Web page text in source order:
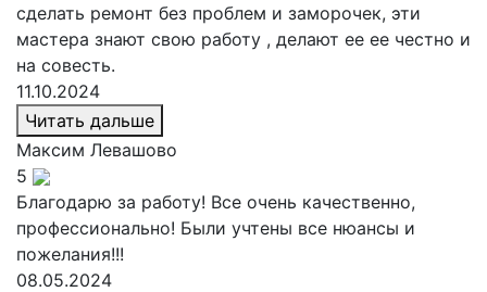
сделать ремонт без проблем и заморочек, эти
мастера знают свою работу , делают ее ее честно и
на совесть.
11.10.2024
Читать дальше
Максим Левашово
5
Благодарю за работу! Все очень качественно,
профессионально! Были учтены все нюансы и
пожелания!!!
08.05.2024